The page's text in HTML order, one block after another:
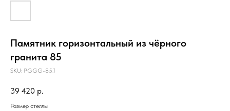
Памятник горизонтальный из чёрного
гранита 85
SKU: PGGG-85.1
39 420 р.
Размер стеллы